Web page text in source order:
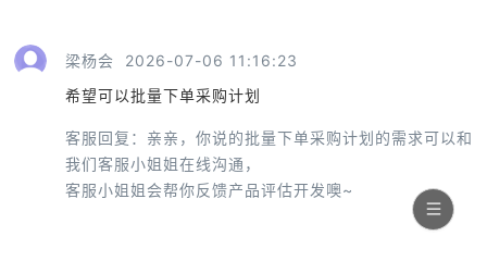
梁杨会
2026-07-06 11:16:23
希望可以批量下单采购计划
客服回复： 亲亲，你说的批量下单采购计划的需求可以和
我们客服小姐姐在线沟通，
客服小姐姐会帮你反馈产品评估开发噢~